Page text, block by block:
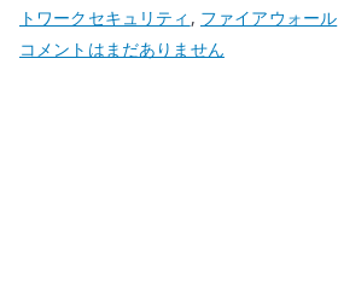
トワークセキュリティ , ファイアウォール
す
コメントはまだありません